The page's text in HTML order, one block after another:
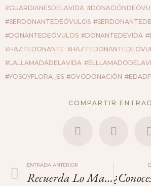
#GUARDIANESDELAVIDA
#SERDONANTEDEÓVULOS
#DONANTEDEÓVULOS #DONANTEDEVIDA
#HAZTEDONANTE
#LALLAMADADELAVIDA
#YOSOYFLORA_ES #OVODONACIÓN
COMPARTIR
ENTRADA ANTERIOR
Recuerda Lo Maravillosa Que Eres.